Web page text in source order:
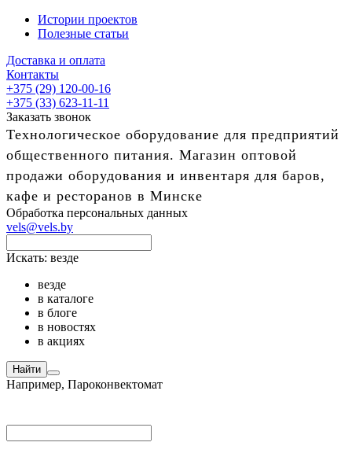
Истории проектов
Полезные статьи
Доставка и оплата
Контакты
+375 (29) 120-00-16
+375 (33) 623-11-11
Заказать звонок
Технологическое оборудование для предприятий
общественного питания. Магазин оптовой
продажи оборудования и инвентаря для баров,
кафе и ресторанов в Минске
Обработка персональных данных
vels@vels.by
Искать: везде
везде
в каталоге
в блоге
в новостях
в акциях
Найти
Например, Пароконвектомат